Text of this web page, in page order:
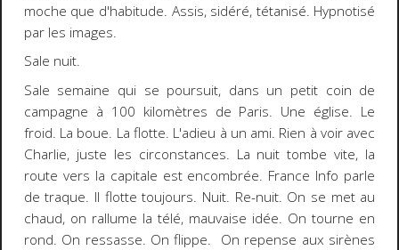
moche que d'habitude. Assis, sidéré, tétanisé. Hypnotisé
par les images.
Sale nuit.
Sale semaine qui se poursuit, dans un petit coin de
campagne à 100 kilomètres de Paris. Une église. Le
froid. La boue. La flotte. L'adieu à un ami. Rien à voir avec
Charlie, juste les circonstances. La nuit tombe vite, la
route vers la capitale est encombrée. France Info parle
de traque. Il flotte toujours. Nuit. Re-nuit. On se met au
chaud, on rallume la télé, mauvaise idée. On tourne en
rond. On ressasse. On flippe. On repense aux sirènes